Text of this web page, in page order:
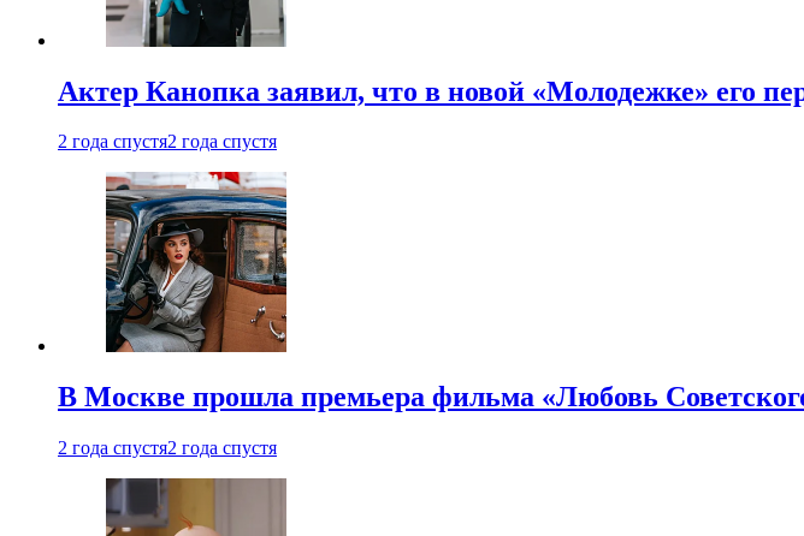
Актер Канопка заявил, что в новой «Молодежке» его
2 года спустя2 года спустя
В Москве прошла премьера фильма «Любовь
2 года спустя2 года спустя